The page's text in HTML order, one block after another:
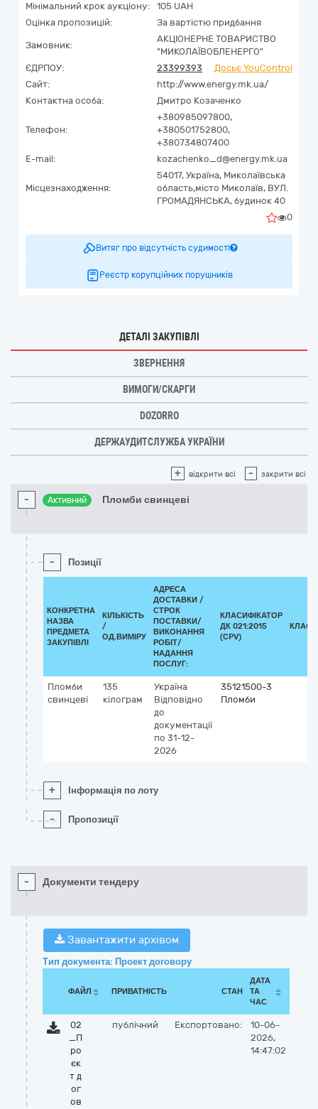
Мінімальний крок аукціону:
105 UAH
Оцінка пропозицій:
За вартістю придбання
Замовник:
АКЦІОНЕРНЕ ТОВАРИСТВО
"МИКОЛАЇВОБЛЕНЕРГО"
ЄДРПОУ:
23399393
Досьє YouControl
Сайт:
http://www.energy.mk.ua/
Контактна особа:
Дмитро Козаченко
Телефон:
+380985097800,
+380501752800,
+380734807400
E-mail:
kozachenko_d@energy.mk.ua
Місцезнаходження:
54017, Україна, Миколаївська
область,місто Миколаїв, ВУЛ.
ГРОМАДЯНСЬКА, будинок 40
0
Витяг про відсутність судимості
Реєстр корупційних порушників
ДЕТАЛІ ЗАКУПІВЛІ
ЗВЕРНЕННЯ
ВИМОГИ/СКАРГИ
DOZORRO
ДЕРЖАУДИТСЛУЖБА УКРАЇНИ
+ відкрити всі - закрити всі
- Активний Пломби свинцеві
- Позиції
КОНКРЕТНА
НАЗВА
ПРЕДМЕТА
ЗАКУПІВЛІ
КІЛЬКІСТЬ
/
ОД.ВИМІРУ
АДРЕСА
ДОСТАВКИ /
СТРОК
ПОСТАВКИ/
ВИКОНАННЯ
РОБІТ/
НАДАННЯ
ПОСЛУГ:
КЛАСИФІКАТОР
ДК 021:2015
(CPV)
Пломби
свинцеві
135
кілограм
Україна
Відповідно
до
документації
по 31-12-
2026
35121500-3
Пломби
+ Інформація по лоту
- Пропозиції
- Документи тендеру
Завантажити архівом
Тип документа: Проект договору
ФАЙЛ ПРИВАТНІСТЬ СТАН
ДАТА
ТА
ЧАС
02
_П
ро
єк
т д
ог
ов
публічний Експортовано:
10-06-
2026,
14:47:02